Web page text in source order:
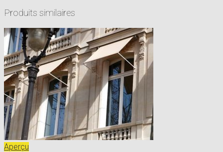
Produits similaires
Aperçu